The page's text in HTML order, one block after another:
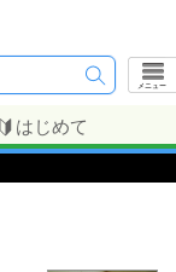
メニュー
はじめて